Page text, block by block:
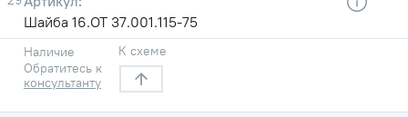
Шайба 16.ОТ 37.001.115-75
Наличие
Обратитесь к
консультанту
К схеме